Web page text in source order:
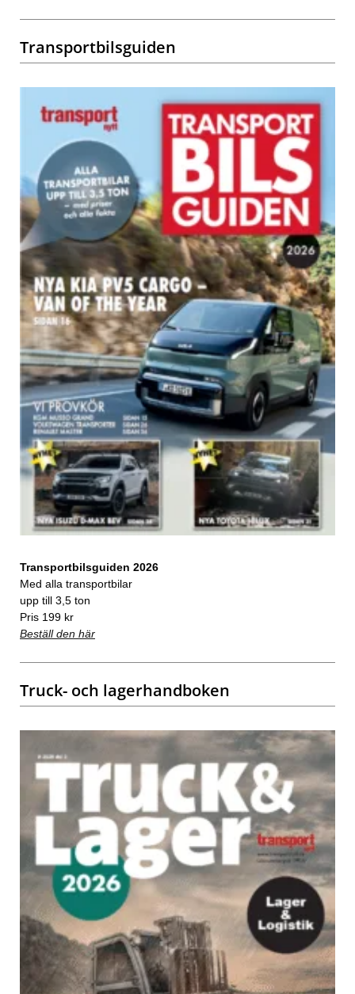
Transportbilsguiden
Transportbilsguiden 2026
Med alla transportbilar
upp till 3,5 ton
Pris 199 kr
Beställ den här
Truck- och lagerhandboken